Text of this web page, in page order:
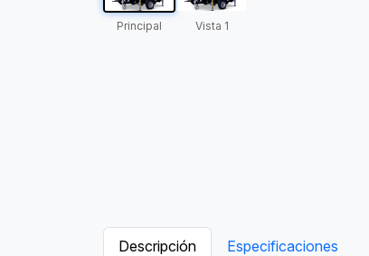
Principal Vista 1
Descripción Especificaciones